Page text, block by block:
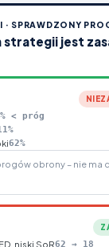
· SPRAWDZONY
jest
< próg
62%
obrony – nie ma
niski SoR62 → 18